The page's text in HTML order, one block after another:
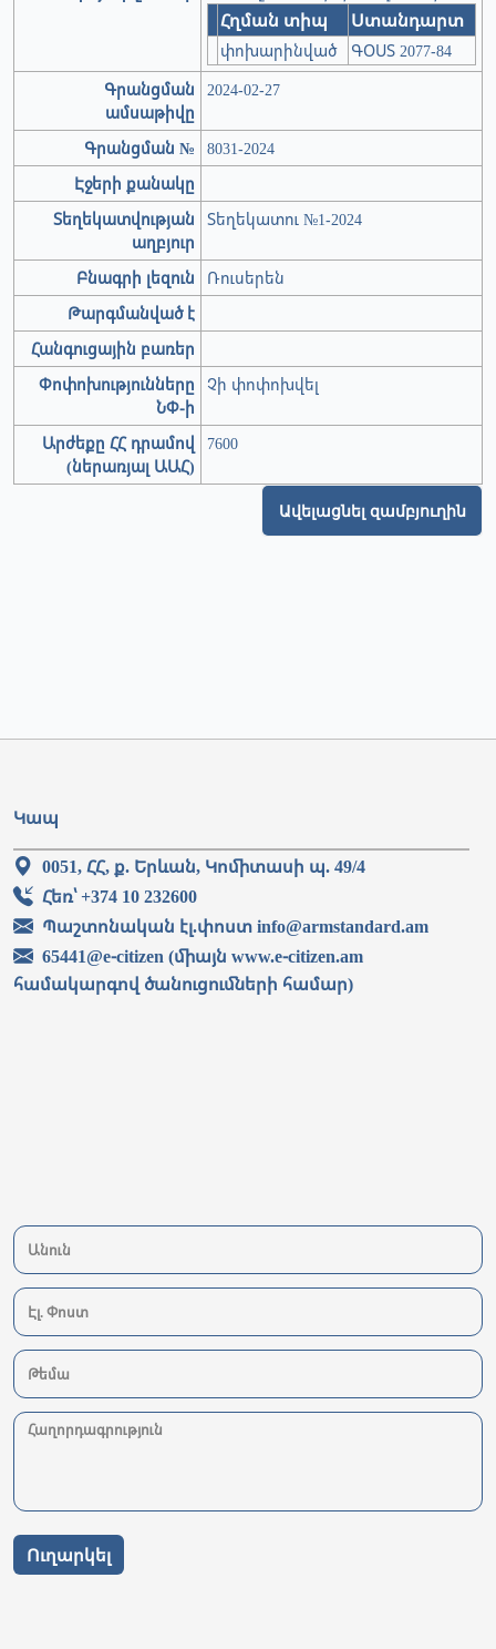
Հղման տիպ Ստանդարտ
փոխարինված
ԳՕՍՏ 2077-84
Գրանցման
ամսաթիվը
2024-02-27
Գրանցման №
8031-2024
Էջերի քանակը
Տեղեկատվության
աղբյուր
Տեղեկատու №1-2024
Բնագրի լեզուն
Ռուսերեն
Թարգմանված է
Հանգուցային բառեր
Փոփոխությունները
ՆՓ-ի
Չի փոփոխվել
Արժեքը ՀՀ դրամով
(ներառյալ ԱԱՀ)
7600
Ավելացնել զամբյուղին
Կապ
0051, ՀՀ, ք. Երևան, Կոմիտասի պ. 49/4
Հեռ՝ +374 10 232600
Պաշտոնական էլ.փոստ info@armstandard.am
65441@e-citizen (միայն www.e-citizen.am
համակարգով ծանուցումների համար)
Ուղարկել